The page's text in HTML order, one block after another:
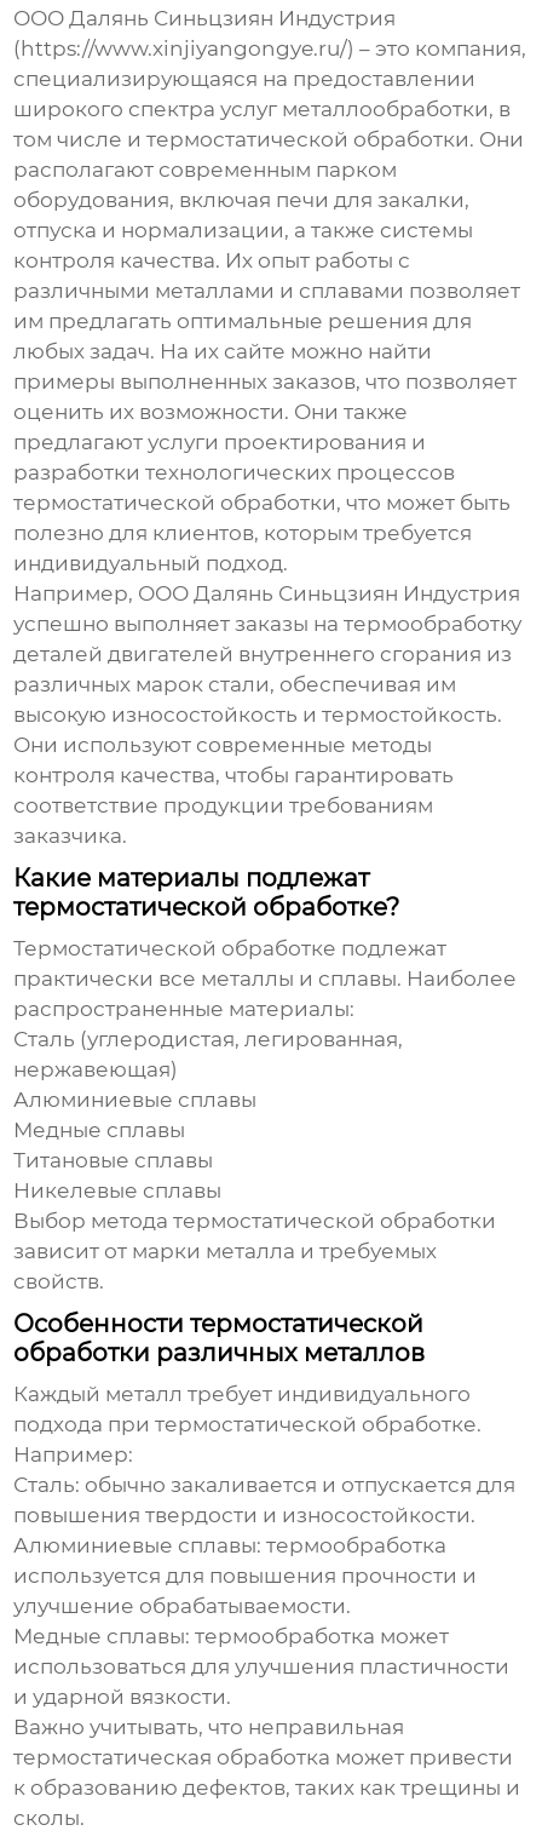
ООО Далянь Синьцзиян Индустрия
(https://www.xinjiyangongye.ru/) – это компания,
специализирующаяся на предоставлении
широкого спектра услуг металлообработки, в
том числе и термостатической обработки. Они
располагают современным парком
оборудования, включая печи для закалки,
отпуска и нормализации, а также системы
контроля качества. Их опыт работы с
различными металлами и сплавами позволяет
им предлагать оптимальные решения для
любых задач. На их сайте можно найти
примеры выполненных заказов, что позволяет
оценить их возможности. Они также
предлагают услуги проектирования и
разработки технологических процессов
термостатической обработки, что может быть
полезно для клиентов, которым требуется
индивидуальный подход.
Например, ООО Далянь Синьцзиян Индустрия
успешно выполняет заказы на термообработку
деталей двигателей внутреннего сгорания из
различных марок стали, обеспечивая им
высокую износостойкость и термостойкость.
Они используют современные методы
контроля качества, чтобы гарантировать
соответствие продукции требованиям
заказчика.
Какие материалы подлежат
термостатической обработке?
Термостатической обработке подлежат
практически все металлы и сплавы. Наиболее
распространенные материалы:
Сталь (углеродистая, легированная,
нержавеющая)
Алюминиевые сплавы
Медные сплавы
Титановые сплавы
Никелевые сплавы
Выбор метода термостатической обработки
зависит от марки металла и требуемых
свойств.
Особенности термостатической
обработки различных металлов
Каждый металл требует индивидуального
подхода при термостатической обработке.
Например:
Сталь: обычно закаливается и отпускается для
повышения твердости и износостойкости.
Алюминиевые сплавы: термообработка
используется для повышения прочности и
улучшение обрабатываемости.
Медные сплавы: термообработка может
использоваться для улучшения пластичности
и ударной вязкости.
Важно учитывать, что неправильная
термостатическая обработка может привести
к образованию дефектов, таких как трещины и
сколы.